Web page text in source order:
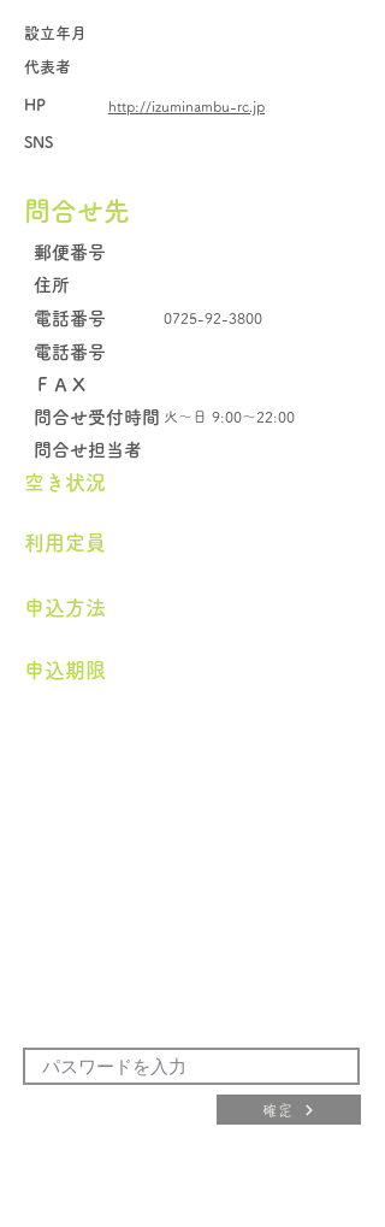
設立年月
代表者
HP http://izuminambu-rc.jp
SNS
問合せ先
郵便番号
住所
電話番号
0725-92-3800
電話番号
​ＦＡＸ
問合せ受付時間 火～日 9:00～22:00
問合せ担当者
空き状況
​利用定員
申込方法
申込期限
確定